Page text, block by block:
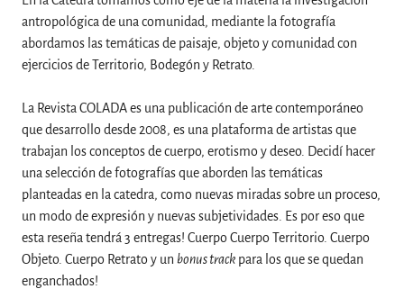
antropológica de una comunidad, mediante la fotografía
abordamos las temáticas de paisaje, objeto y comunidad con
ejercicios de Territorio, Bodegón y Retrato.
La Revista COLADA es una publicación de arte contemporáneo
que desarrollo desde 2008, es una plataforma de artistas que
trabajan los conceptos de cuerpo, erotismo y deseo. Decidí hacer
una selección de fotografías que aborden las temáticas
planteadas en la catedra, como nuevas miradas sobre un proceso,
un modo de expresión y nuevas subjetividades. Es por eso que
esta reseña tendrá 3 entregas! Cuerpo Cuerpo Territorio. Cuerpo
Objeto. Cuerpo Retrato y un bonus track para los que se quedan
enganchados!